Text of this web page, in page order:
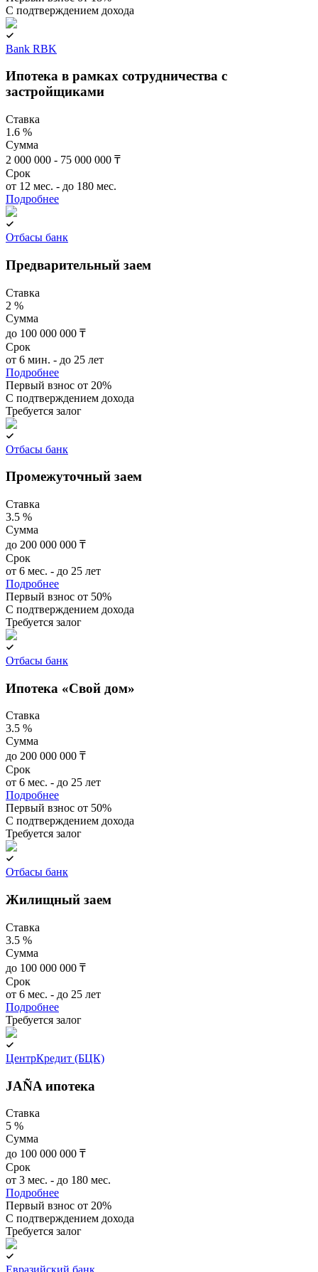
C подтверждением дохода
Bank RBK
Ипотека в рамках сотрудничества с
застройщиками
Ставка
1.6 %
Сумма
2 000 000 - 75 000 000 ₸
Срок
от 12 мес. - до 180 мес.
Подробнее
Отбасы банк
Предварительный заем
Ставка
2 %
Сумма
до 100 000 000 ₸
Срок
от 6 мин. - до 25 лет
Подробнее
Первый взнос от 20%
C подтверждением дохода
Требуется залог
Отбасы банк
Промежуточный заем
Ставка
3.5 %
Сумма
до 200 000 000 ₸
Срок
от 6 мес. - до 25 лет
Подробнее
Первый взнос от 50%
C подтверждением дохода
Требуется залог
Отбасы банк
Ипотека «Свой дом»
Ставка
3.5 %
Сумма
до 200 000 000 ₸
Срок
от 6 мес. - до 25 лет
Подробнее
Первый взнос от 50%
C подтверждением дохода
Требуется залог
Отбасы банк
Жилищный заем
Ставка
3.5 %
Сумма
до 100 000 000 ₸
Срок
от 6 мес. - до 25 лет
Подробнее
Требуется залог
ЦентрКредит (БЦК)
JAÑA ипотека
Ставка
5 %
Сумма
до 100 000 000 ₸
Срок
от 3 мес. - до 180 мес.
Подробнее
Первый взнос от 20%
C подтверждением дохода
Требуется залог